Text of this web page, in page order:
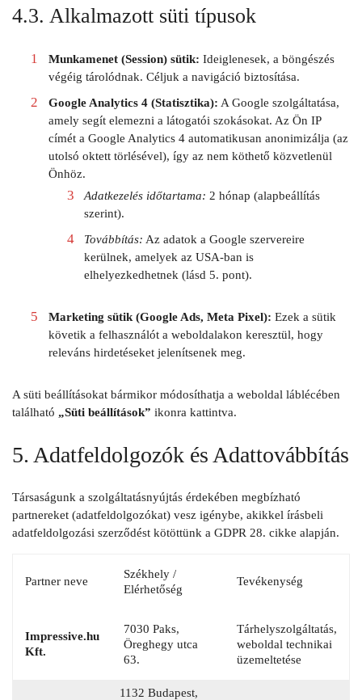
4.3. Alkalmazott süti típusok
Munkamenet (Session) sütik: Ideiglenesek, a böngészés
végéig tárolódnak. Céljuk a navigáció biztosítása.
Google Analytics 4 (Statisztika): A Google szolgáltatása,
amely segít elemezni a látogatói szokásokat. Az Ön IP
címét a Google Analytics 4 automatikusan anonimizálja (az
utolsó oktett törlésével), így az nem köthető közvetlenül
Önhöz.
Adatkezelés időtartama: 2 hónap (alapbeállítás
szerint).
Továbbítás: Az adatok a Google szervereire
kerülnek, amelyek az USA-ban is
elhelyezkedhetnek (lásd 5. pont).
Marketing sütik (Google Ads, Meta Pixel): Ezek a sütik
követik a felhasználót a weboldalakon keresztül, hogy
releváns hirdetéseket jelenítsenek meg.
A süti beállításokat bármikor módosíthatja a weboldal láblécében
található „Süti beállítások” ikonra kattintva.
5. Adatfeldolgozók és Adattovábbítás
Társaságunk a szolgáltatásnyújtás érdekében megbízható
partnereket (adatfeldolgozókat) vesz igénybe, akikkel írásbeli
adatfeldolgozási szerződést kötöttünk a GDPR 28. cikke alapján.
Partner neve
Székhely /
Elérhetőség
Tevékenység
Impressive.hu
Kft.
7030 Paks,
Öreghegy utca
63.
Tárhelyszolgáltatás,
weboldal technikai
üzemeltetése
1132 Budapest,